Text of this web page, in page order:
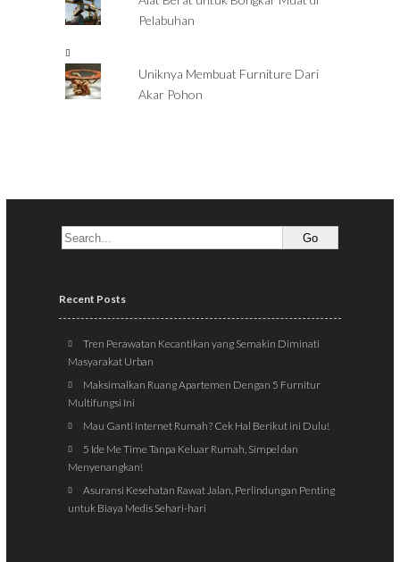
Pelabuhan
Uniknya Membuat Furniture Dari
Akar Pohon
Recent Posts
Tren Perawatan Kecantikan yang Semakin Diminati
Masyarakat Urban
Maksimalkan Ruang Apartemen Dengan 5 Furnitur
Multifungsi Ini
Mau Ganti Internet Rumah? Cek Hal Berikut ini Dulu!
5 Ide Me Time Tanpa Keluar Rumah, Simpel dan
Menyenangkan!
Asuransi Kesehatan Rawat Jalan, Perlindungan Penting
untuk Biaya Medis Sehari-hari